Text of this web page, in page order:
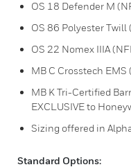
OS 18 Defender M
OS 86 Polyester Twill
OS 22 Nomex IIIA
MB C Crosstech EMS
MB K Tri-Certified
EXCLUSIVE to
Sizing offered in
Standard Options: